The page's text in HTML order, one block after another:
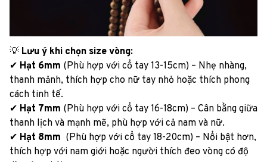
💡 Lưu ý khi chọn size vòng:
✔ Hạt 6mm (Phù hợp với cổ tay 13-15cm) – Nhẹ nhàng,
thanh mảnh, thích hợp cho nữ tay nhỏ hoặc thích phong
cách tinh tế.
✔ Hạt 7mm (Phù hợp với cổ tay 16-18cm) – Cân bằng giữa
thanh lịch và mạnh mẽ, phù hợp với cả nam và nữ.
✔ Hạt 8mm (Phù hợp với cổ tay 18-20cm) – Nổi bật hơn,
thích hợp với nam giới hoặc người thích đeo vòng có độ